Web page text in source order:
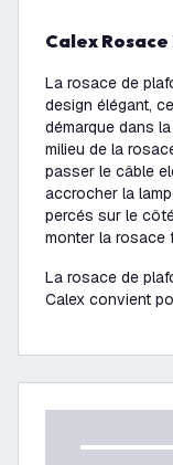
Calex
La rosace de
design élégant,
démarque dans
milieu de la
passer le câble
accrocher la
percés sur le
monter la rosace
La rosace de
Calex convient